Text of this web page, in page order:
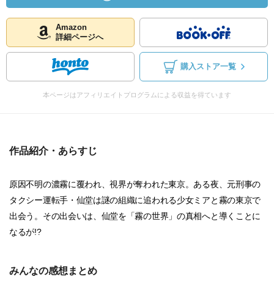
Amazon
詳細ページへ
購入ストア一覧
本ページはアフィリエイトプログラムによる収益を得ています
作品紹介・あらすじ
原因不明の濃霧に覆われ、視界が奪われた東京。ある夜、元刑事の
タクシー運転手・仙堂は謎の組織に追われる少女ミアと霧の東京で
出会う。その出会いは、仙堂を「霧の世界」の真相へと導くことに
なるが!?
みんなの感想まとめ